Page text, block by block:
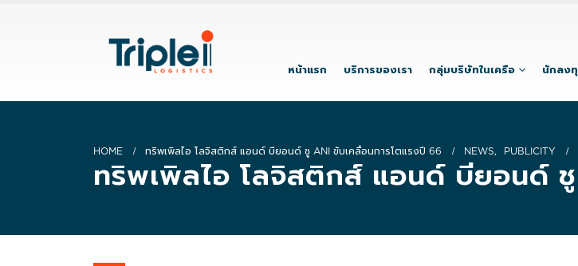
หน้าแรก บริการของเรา กลุ่มบริษัทในเครือ นักลง
HOME ทริพเพิลไอ โลจิสติกส์ แอนด์ บียอนด์ ชู ANI ขับเคลื่อนการโตแรงปี 66 NEWS, PUBLICITY
ทริพเพิลไอ โลจิสติกส์ แอนด์ บียอนด์